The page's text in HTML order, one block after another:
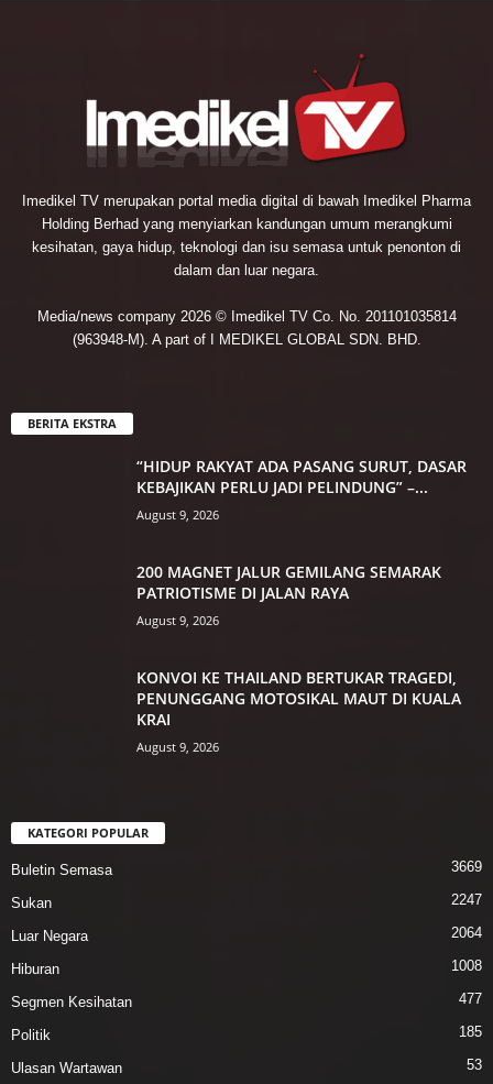
Imedikel TV merupakan portal media digital di bawah Imedikel Pharma
Holding Berhad yang menyiarkan kandungan umum merangkumi
kesihatan, gaya hidup, teknologi dan isu semasa untuk penonton di
dalam dan luar negara.
Media/news company 2026 © Imedikel TV Co. No. 201101035814
(963948-M). A part of I MEDIKEL GLOBAL SDN. BHD.
BERITA EKSTRA
“HIDUP RAKYAT ADA PASANG SURUT, DASAR
KEBAJIKAN PERLU JADI PELINDUNG” –...
August 9, 2026
200 MAGNET JALUR GEMILANG SEMARAK
PATRIOTISME DI JALAN RAYA
August 9, 2026
KONVOI KE THAILAND BERTUKAR TRAGEDI,
PENUNGGANG MOTOSIKAL MAUT DI KUALA
KRAI
August 9, 2026
KATEGORI POPULAR
Buletin Semasa 3669
Sukan 2247
Luar Negara 2064
Hiburan 1008
Segmen Kesihatan 477
Politik 185
Ulasan Wartawan 53